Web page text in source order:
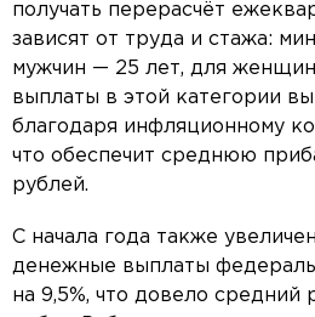
получать перерасчёт
зависят от труда и стажа:
мужчин — 25 лет, для
выплаты в этой категории
благодаря инфляционному
что обеспечит среднюю
рублей.
С начала года также
денежные выплаты
на 9,5%, что довело средний